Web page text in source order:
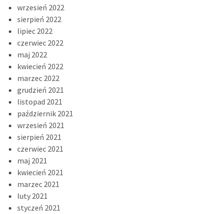
wrzesień 2022
sierpień 2022
lipiec 2022
czerwiec 2022
maj 2022
kwiecień 2022
marzec 2022
grudzień 2021
listopad 2021
październik 2021
wrzesień 2021
sierpień 2021
czerwiec 2021
maj 2021
kwiecień 2021
marzec 2021
luty 2021
styczeń 2021